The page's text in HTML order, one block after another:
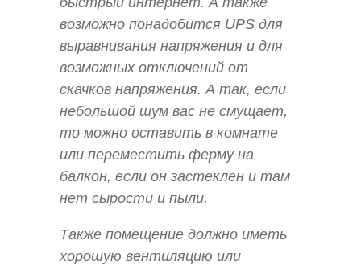
возможно понадобится UPS для
выравнивания напряжения и для
возможных отключений от
скачков напряжения. А так, если
небольшой шум вас не смущает,
то можно оставить в комнате
или переместить ферму на
балкон, если он застеклен и там
нет сырости и пыли.
Также помещение должно иметь
хорошую вентиляцию или